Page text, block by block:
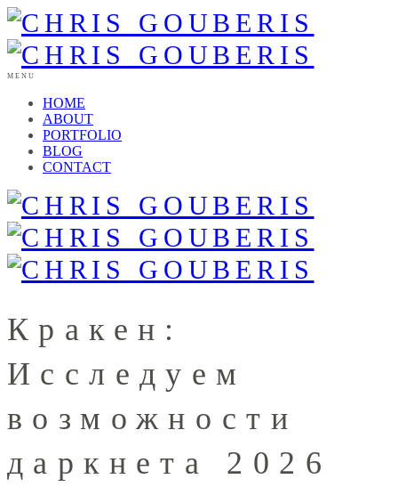
MENU
HOME
ABOUT
PORTFOLIO
BLOG
CONTACT
Кракен:
Исследуем
возможности
даркнета 2026